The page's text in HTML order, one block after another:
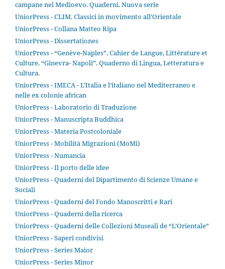
campane nel Medioevo. Quaderni. Nuova serie
UniorPress - CLIM. Classici in movimento all’Orientale
UniorPress - Collana Matteo Ripa
UniorPress - Dissertationes
UniorPress - “Genève-Naples”. Cahier de Langue, Littérature et
Culture. “Ginevra- Napoli”. Quaderno di Lingua, Letteratura e
Cultura.
UniorPress - IMECA - L’Italia e l’italiano nel Mediterraneo e
nelle ex colonie african
UniorPress - Laboratorio di Traduzione
UniorPress - Manuscripta Buddhica
UniorPress - Materia Postcoloniale
UniorPress - Mobilità Migrazioni (MoMi)
UniorPress - Numancia
UniorPress - Il porto delle idee
UniorPress - Quaderni del Dipartimento di Scienze Umane e
Sociali
UniorPress - Quaderni del Fondo Manoscritti e Rari
UniorPress - Quaderni della ricerca
UniorPress - Quaderni delle Collezioni Museali de “L’Orientale”
UniorPress - Saperi condivisi
UniorPress - Series Maior
UniorPress - Series Minor